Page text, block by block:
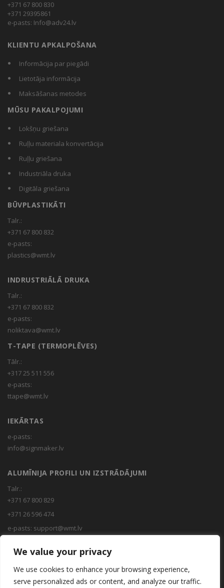
We value your privacy
We use cookies to enhance your browsing experience,
serve personalized ads or content, and analyze our traffic.
+371 67 800 830
+371 29395861
e-pasts: Info@adv24.lv
KLIENTU APKALPOŠANA
Informācija par piegādi
Lietotāja informācija
Maksāšanas metodes
MŪSU PAKALPOJUMI
Lokšņu griešana
Ruļļu materiala konvertācija
Ruļļu griešana
Industriāla druka
Digitāla griešana
BŪVPLASTIKĀTI
Talr.:
+371 67 800 832
e-pasts:
plastics@wmt.lv
INDRUSTRIĀLĀ DRUKA
Talr.:
+371 67 800 832
e-pasts:
noliktava@wmt.lv
T-TAPE (TERMOPLĒVES)
Tālr.:
+317 25 511 556
e-pasts:
ttape@wmt.lv
IEKĀRTAS
e-pasts:
info@signmaker.lv
ALUMĪNIJA PROFILI UN IZSTRĀDĀJUMI
Talr.:
+371 67 800 829
+371 26 596 474
e-pasts: support@wmt.lv
INSTRUMENTI
e-pasts:info@uzlex.eu